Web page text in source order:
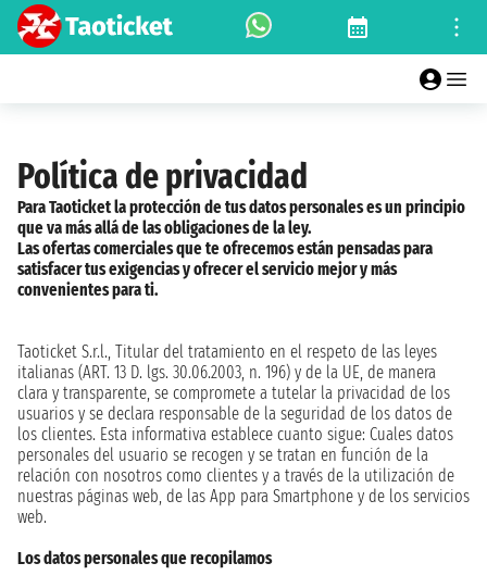
Política de privacidad
Para Taoticket la protección de tus datos personales es un principio
que va más allá de las obligaciones de la ley.
Las ofertas comerciales que te ofrecemos están pensadas para
satisfacer tus exigencias y ofrecer el servicio mejor y más
convenientes para ti.
Taoticket S.r.l., Titular del tratamiento en el respeto de las leyes
italianas (ART. 13 D. lgs. 30.06.2003, n. 196) y de la UE, de manera
clara y transparente, se compromete a tutelar la privacidad de los
usuarios y se declara responsable de la seguridad de los datos de
los clientes. Esta informativa establece cuanto sigue: Cuales datos
personales del usuario se recogen y se tratan en función de la
relación con nosotros como clientes y a través de la utilización de
nuestras páginas web, de las App para Smartphone y de los servicios
web.
Los datos personales que recopilamos